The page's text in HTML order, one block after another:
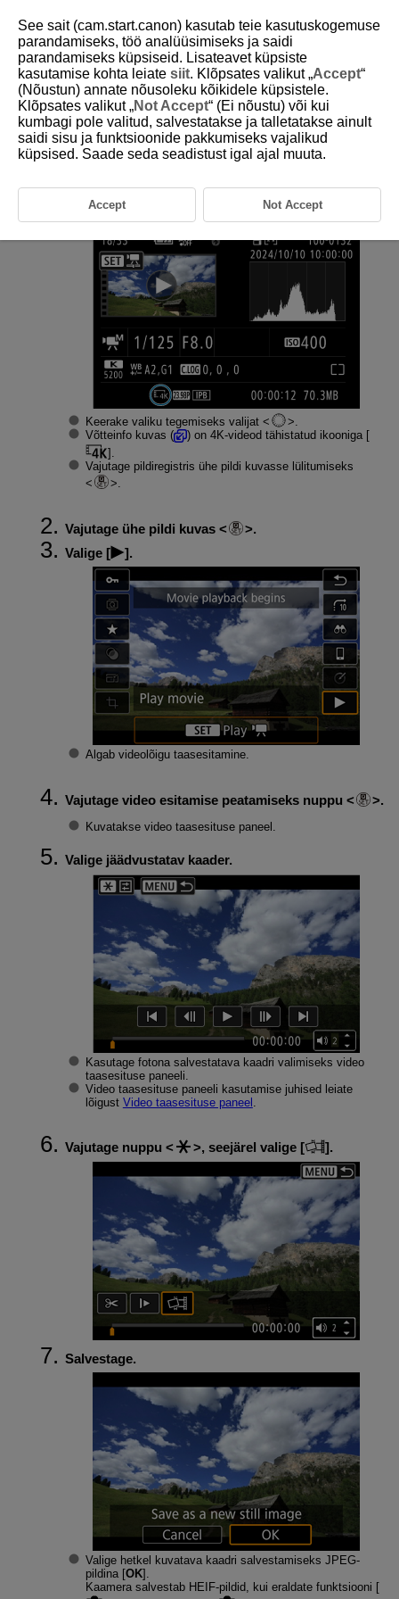
D292-115
4K-videost kaadri salvestamine
4K-videost on võimalik valida soovitud kaader ning salvestada see
Valige 4K-video.
Keerake valiku tegemiseks valijat
Võtteinfo kuvas (
) on 4K-videod tähistatud ikooniga [
].
Vajutage pildiregistris ühe pildi kuvasse lülitumiseks
.
Vajutage ühe pildi kuvas
.
Valige [
].
Algab videolõigu taasesitamine.
Vajutage video esitamise peatamiseks nuppu .
Kuvatakse video taasesituse paneel.
Valige jäädvustatav kaader.
Kasutage fotona salvestatava kaadri valimiseks video
taasesituse paneeli.
Video taasesituse paneeli kasutamise juhised leiate
lõigust Video taasesituse paneel
Vajutage nuppu , seejärel valige [ ].
Salvestage.
Valige hetkel kuvatava kaadri salvestamiseks JPEG-
pildina [OK].
Kaamera salvestab HEIF-pildid, kui eraldate funktsiooni [
See sait (cam.start.canon) kasutab teie kasutuskogemuse
parandamiseks, töö analüüsimiseks ja saidi
parandamiseks küpsiseid. Lisateavet küpsiste
kasutamise kohta leiate siit. Klõpsates valikut „Accept“
(Nõustun) annate nõusoleku kõikidele küpsistele.
Klõpsates valikut „Not Accept“ (Ei nõustu) või kui
kumbagi pole valitud, salvestatakse ja talletatakse ainult
saidi sisu ja funktsioonide pakkumiseks vajalikud
küpsised. Saade seda seadistust igal ajal muuta.
Accept Not Accept